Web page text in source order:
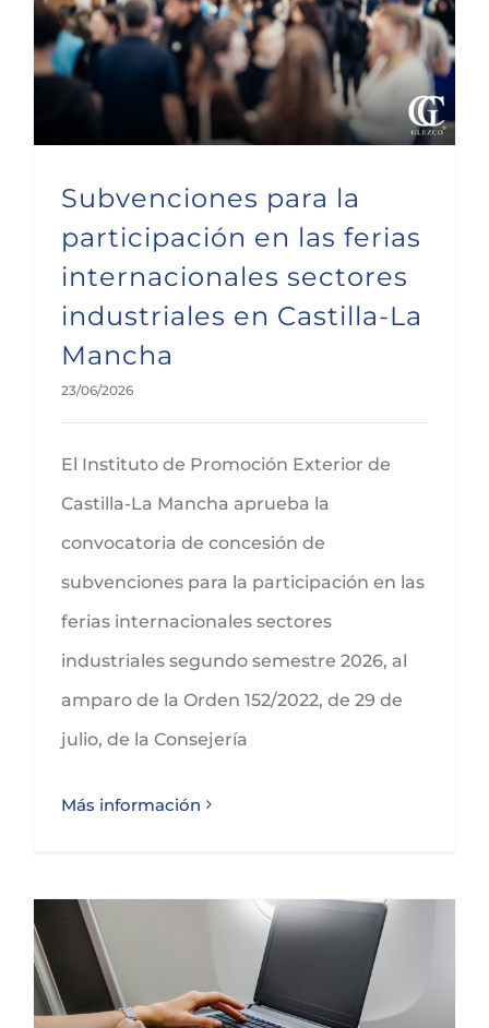
Subvenciones para la
participación en las ferias
internacionales sectores
industriales en Castilla-La
Mancha
23/06/2026
El Instituto de Promoción Exterior de
Castilla-La Mancha aprueba la
convocatoria de concesión de
subvenciones para la participación en las
ferias internacionales sectores
industriales segundo semestre 2026, al
amparo de la Orden 152/2022, de 29 de
julio, de la Consejería
Más información